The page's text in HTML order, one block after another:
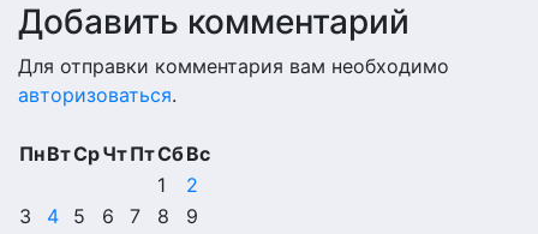
Добавить комментарий
Для отправки комментария вам необходимо
авторизоваться.
ПнВтСрЧтПтСбВс
1
2
3
4 5 6 7 8
9